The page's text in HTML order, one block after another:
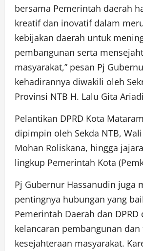
bersama Pemerintah daerah
kreatif dan inovatif dalam
kebijakan daerah untuk
pembangunan serta
masyarakat,” pesan Pj
kehadirannya diwakili oleh
Provinsi NTB H. Lalu Gita
Pelantikan DPRD Kota
dipimpin oleh Sekda NTB,
Mohan Roliskana, hingga
lingkup Pemerintah Kota
Pj Gubernur Hassanudin juga
pentingnya hubungan yang
Pemerintah Daerah dan DPRD
kelancaran pembangunan
kesejahteraan masyarakat.